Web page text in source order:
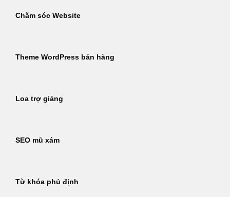
Chăm sóc Website
Theme WordPress bán hàng
Loa trợ giảng
SEO mũ xám
Từ khóa phủ định